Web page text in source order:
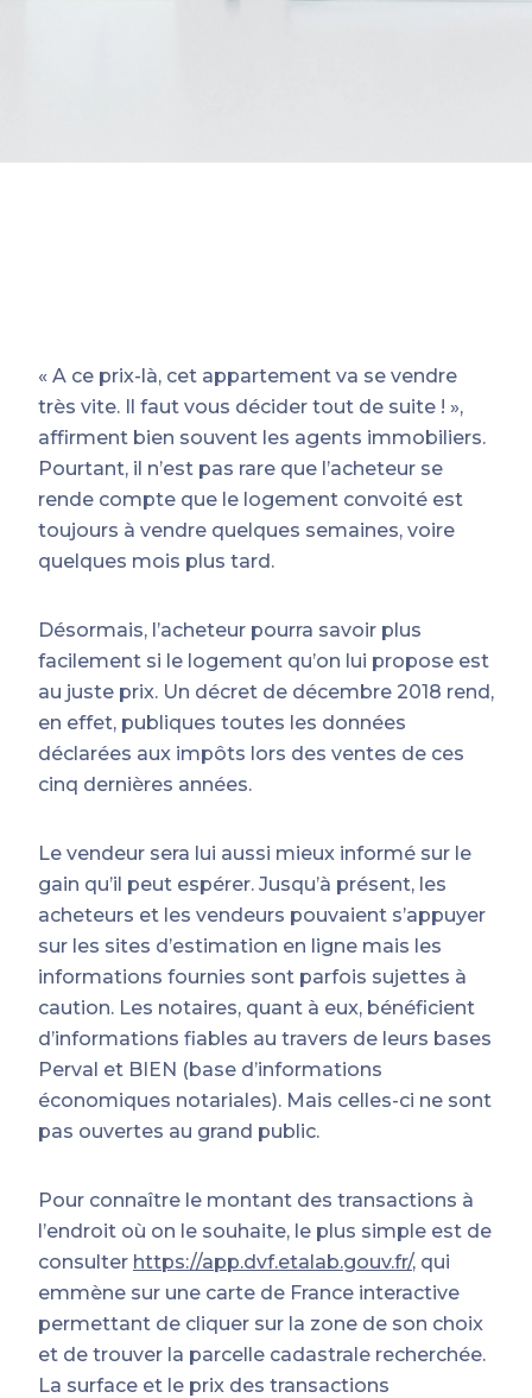
« A ce prix-là, cet appartement va se vendre
très vite. Il faut vous décider tout de suite ! »,
affirment bien souvent les agents immobiliers.
Pourtant, il n’est pas rare que l’acheteur se
rende compte que le logement convoité est
toujours à vendre quelques semaines, voire
quelques mois plus tard.
Désormais, l’acheteur pourra savoir plus
facilement si le logement qu’on lui propose est
au juste prix. Un décret de décembre 2018 rend,
en effet, publiques toutes les données
déclarées aux impôts lors des ventes de ces
cinq dernières années.
Le vendeur sera lui aussi mieux informé sur le
gain qu’il peut espérer. Jusqu’à présent, les
acheteurs et les vendeurs pouvaient s’appuyer
sur les sites d’estimation en ligne mais les
informations fournies sont parfois sujettes à
caution. Les notaires, quant à eux, bénéficient
d’informations fiables au travers de leurs bases
Perval et BIEN (base d’informations
économiques notariales). Mais celles-ci ne sont
pas ouvertes au grand public.
Pour connaître le montant des transactions à
l’endroit où on le souhaite, le plus simple est de
consulter https://app.dvf.etalab.gouv.fr/, qui
emmène sur une carte de France interactive
permettant de cliquer sur la zone de son choix
et de trouver la parcelle cadastrale recherchée.
La surface et le prix des transactions